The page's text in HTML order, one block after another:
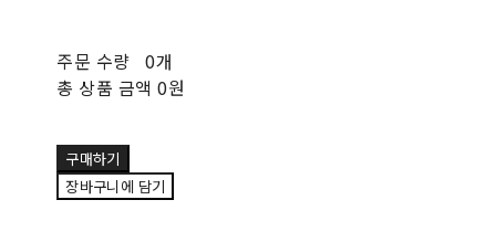
주문 수량 0개
총 상품 금액 0원
구매하기
장바구니에 담기